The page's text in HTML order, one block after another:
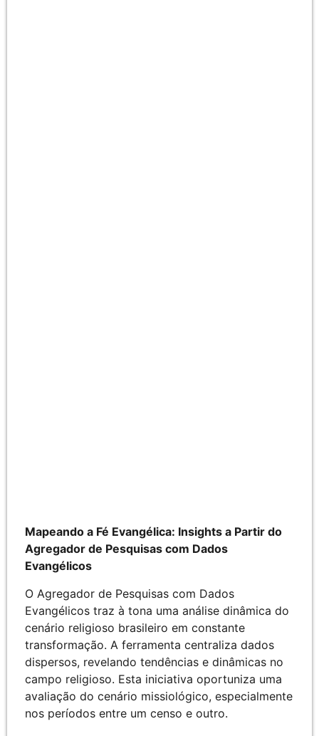
Mapeando a Fé Evangélica: Insights a Partir do
Agregador de Pesquisas com Dados
Evangélicos
O Agregador de Pesquisas com Dados
Evangélicos traz à tona uma análise dinâmica do
cenário religioso brasileiro em constante
transformação. A ferramenta centraliza dados
dispersos, revelando tendências e dinâmicas no
campo religioso. Esta iniciativa oportuniza uma
avaliação do cenário missiológico, especialmente
nos períodos entre um censo e outro.